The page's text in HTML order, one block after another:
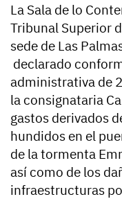
La Sala de lo
Tribunal Superior
sede de Las
declarado
administrativa de
la consignataria
gastos derivados
hundidos en el
de la tormenta
así como de los
infraestructuras